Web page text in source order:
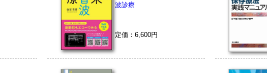
波診療
定価：6,600円